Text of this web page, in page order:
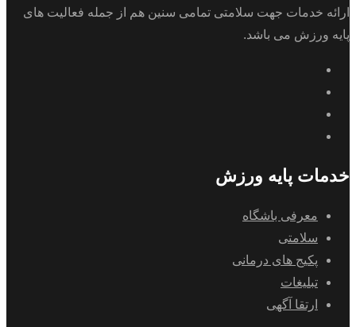
ارائه خدمات جهت سلامتی تمامی سنین هم از جمله فعالیت های
پایه ورزش می باشد.
خدمات پایه ورزش
معرفی باشگاه
سلامتی
پکیج های درمانی
تبلیغات
ارتقا آگهی